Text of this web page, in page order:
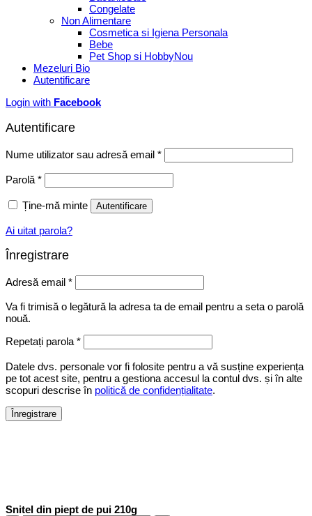
Congelate
Non Alimentare
Cosmetica si Igiena Personala
Bebe
Pet Shop si Hobby
Mezeluri Bio
Autentificare
Login with Facebook
Autentificare
Nume utilizator sau adresă email *Obligatoriu
Parolă *Obligatoriu
Ține-mă minte Autentificare
Ai uitat parola?
Înregistrare
Adresă email *Obligatoriu
Va fi trimisă o legătură la adresa ta de email pentru a seta o parolă
nouă.
Repetați parola*
Datele dvs. personale vor fi folosite pentru a vă susține experiența
pe tot acest site, pentru a gestiona accesul la contul dvs. și în alte
scopuri descrise în politică de confidențialitate.
Înregistrare
Snitel din piept de pui 210g